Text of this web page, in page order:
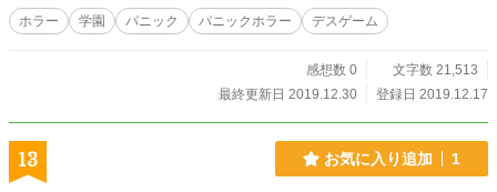
ホラー 学園 パニック パニックホラー デスゲーム
感想数 0
文字数 21,513
最終更新日 2019.12.30
登録日 2019.12.17
13 お気に入り追加 1